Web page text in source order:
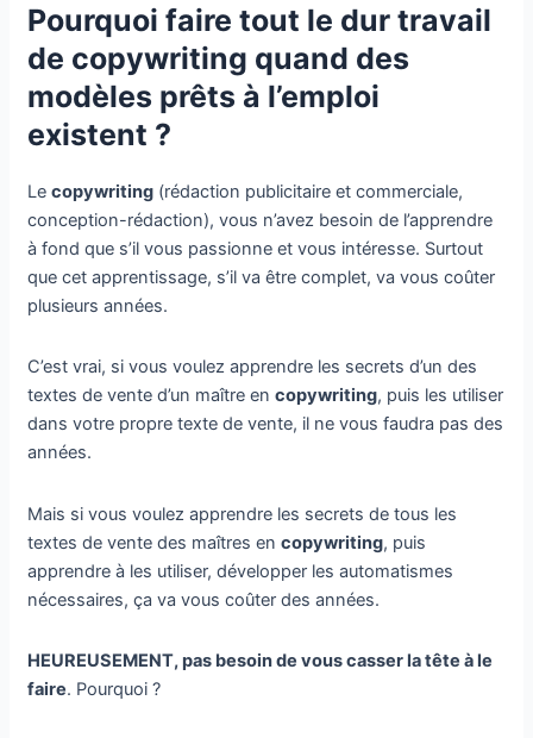
Pourquoi faire tout le dur travail
de copywriting quand des
modèles prêts à l’emploi
existent ?
Lecopywriting (rédaction publicitaire et commerciale,
conception-rédaction), vous n’avez besoin de l’apprendre
à fond que s’il vous passionne et vous intéresse. Surtout
que cet apprentissage, s’il va être complet, va vous coûter
plusieurs années.
C’est vrai, si vous voulez apprendre les secrets d’un des
textes de vente d’un maître encopywriting, puis les utiliser
dans votre propre texte de vente, il ne vous faudra pas des
années.
Mais si vous voulez apprendre les secrets de tous les
textes de vente des maîtres encopywriting, puis
apprendre à les utiliser, développer les automatismes
nécessaires, ça va vous coûter des années.
HEUREUSEMENT, pas besoin de vous casser la tête à le
faire. Pourquoi ?